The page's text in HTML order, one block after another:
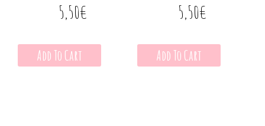
5,50€
Add To Cart
5,50€
Add To Cart